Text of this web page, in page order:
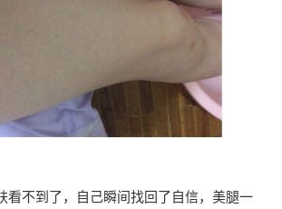
看不到了，自己瞬间找回了自信，美腿一